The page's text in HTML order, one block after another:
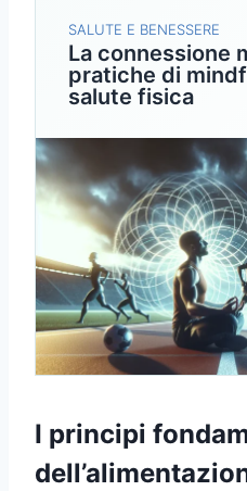
SALUTE E BENESSERE
La connessione
pratiche di
salute fisica
I principi